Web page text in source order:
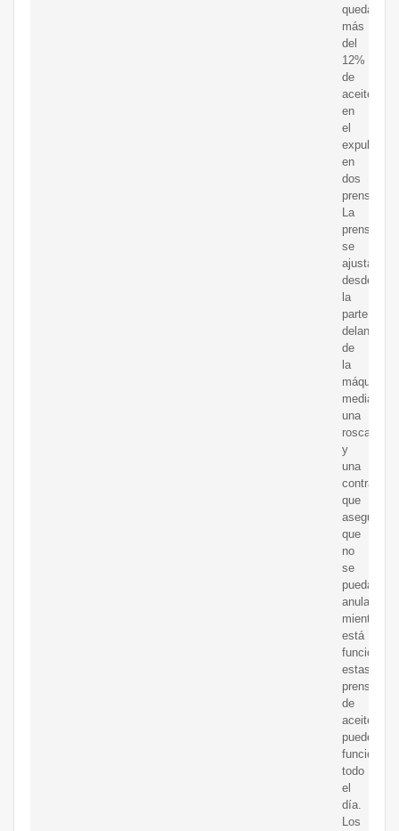
quedar
más
del
12%
de
aceite
en
el
expulsor
en
dos
prensas.
La
prensa
se
ajusta
desde
la
parte
delantera
de
la
máquina
mediante
una
rosca
y
una
que
asegura
que
no
se
pueda
anular
mientras
está
estas
prensas
de
aceite
pueden
funcionar
todo
el
día.
Los